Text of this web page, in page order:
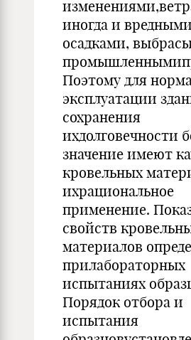
иногда и вредными
осадками,
Поэтому для
эксплуатации
сохранения
ихдолговечности
значение имеют
кровельных
ихрациональное
применение.
свойств
материалов
прилабораторных
испытаниях
Порядок отбора и
испытания